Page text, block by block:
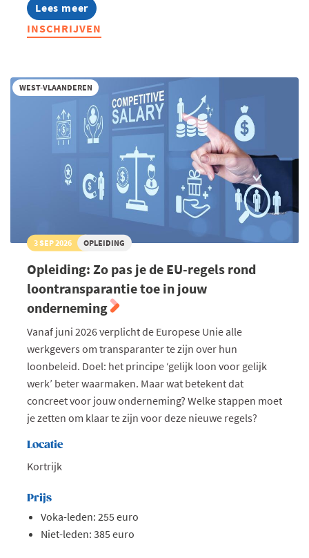
Lees meer
about
Opleiding:
AI
INSCHRIJVEN
WEST-VLAANDEREN
3 SEP 2026 OPLEIDING
Opleiding: Zo pas je de EU-regels rond
loontransparantie toe in jouw
onderneming
Vanaf juni 2026 verplicht de Europese Unie alle
werkgevers om transparanter te zijn over hun
loonbeleid. Doel: het principe ‘gelijk loon voor gelijk
werk’ beter waarmaken. Maar wat betekent dat
concreet voor jouw onderneming? Welke stappen moet
je zetten om klaar te zijn voor deze nieuwe regels?
Locatie
Kortrijk
Prijs
Voka-leden: 255 euro
Niet-leden: 385 euro